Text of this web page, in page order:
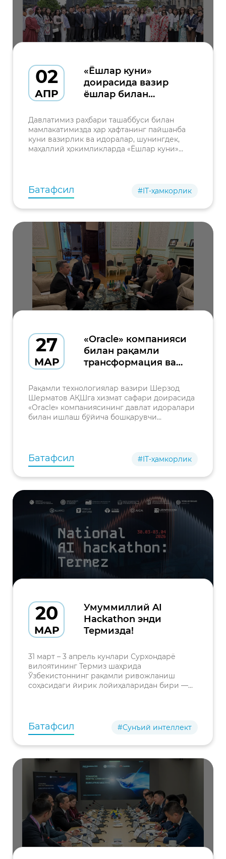
02
АПР
«Ёшлар куни»
доирасида вазир
ёшлар билан
Давлатимиз раҳбари ташаббуси билан
мамлакатимизда ҳар ҳафтанинг пайшанба
куни вазирлик ва идоралар, шунингдек,
маҳаллий ҳокимликларда «Ёшлар куни»
Батафсил #IT-ҳамкорлик
27
МАР
«Oracle» компанияси
билан рақамли
трансформация ва
технологиялар
бўйича фикр
алмашилди
Рақамли технологиялар вазири Шерзод
Шерматов АҚШга хизмат сафари доирасида
«Oracle» компаниясининг давлат идоралари
билан ишлаш бўйича бошқарувчи
Батафсил #IT-ҳамкорлик
20
МАР
Умуммиллий AI
Hackathon энди
Термизда!
31 март – 3 апрель кунлари Сурхондарё
вилоятининг Термиз шаҳрида
Ўзбекистоннинг рақамли ривожланиш
соҳасидаги йирик лойиҳаларидан бири —
Батафсил #Сунъий интеллект